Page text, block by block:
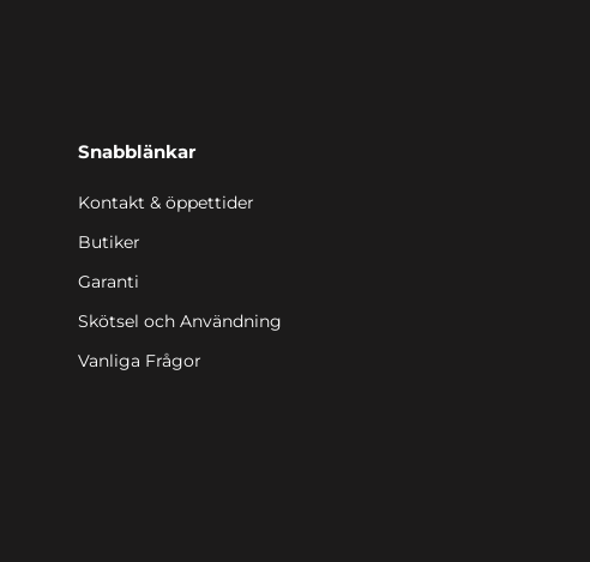
Snabblänkar
Kontakt & öppettider
Butiker
Garanti
Skötsel och Användning
Vanliga Frågor